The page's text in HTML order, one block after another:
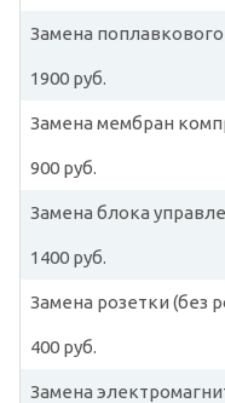
Замена
1900 руб.
Замена мембран
900 руб.
Замена блока
1400 руб.
Замена розетки (без
400 руб.
Замена